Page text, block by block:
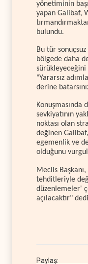
yönetiminin
yapan Galibaf,
bulundu.
Bu tür
bölgede daha
sürükleyeceğini
"Yararsız
derine
Konuşmasında
sevkiyatının
noktası olan
değinen
egemenlik ve
olduğunu
Meclis
tehditleriyle
düzenlemeler'
açılacaktır"
Paylaş: